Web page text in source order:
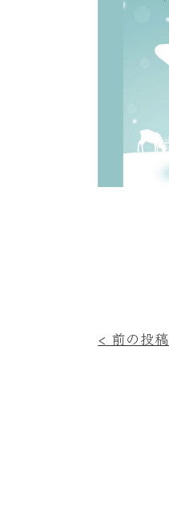
投
< 前の投稿